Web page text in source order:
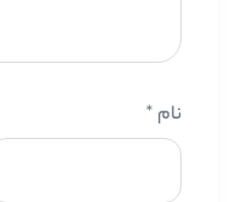
نام *